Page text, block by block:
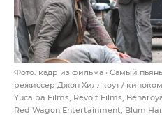
Фото: кадр из фильма «Самый
режиссер Джон Хиллкоут /
Yucaipa Films, Revolt Films,
Red Wagon Entertainment, Blum